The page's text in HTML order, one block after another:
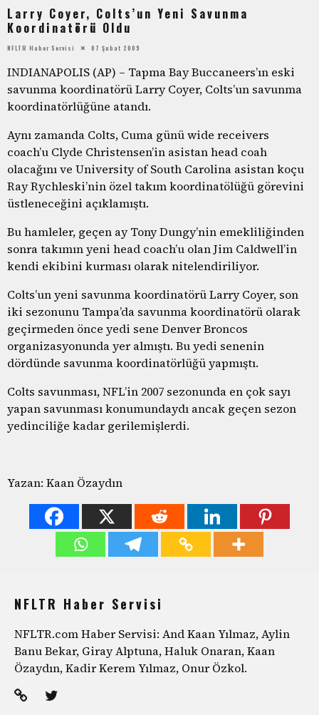
Larry Coyer, Colts’un Yeni Savunma
Koordinatörü Oldu
NFLTR Haber Servisi 07 Şubat 2009
INDIANAPOLIS (AP) – Tapma Bay Buccaneers’ın eski
savunma koordinatörü Larry Coyer, Colts’un savunma
koordinatörlüğüne atandı.
Aynı zamanda Colts, Cuma günü wide receivers
coach’u Clyde Christensen’in asistan head coah
olacağını ve University of South Carolina asistan koçu
Ray Rychleski’nin özel takım koordinatölüğü görevini
üstleneceğini açıklamıştı.
Bu hamleler, geçen ay Tony Dungy’nin emekliliğinden
sonra takımın yeni head coach’u olan Jim Caldwell’in
kendi ekibini kurması olarak nitelendiriliyor.
Colts’un yeni savunma koordinatörü Larry Coyer, son
iki sezonunu Tampa’da savunma koordinatörü olarak
geçirmeden önce yedi sene Denver Broncos
organizasyonunda yer almıştı. Bu yedi senenin
dördünde savunma koordinatörlüğü yapmıştı.
Colts savunması, NFL’in 2007 sezonunda en çok sayı
yapan savunması konumundaydı ancak geçen sezon
yedinciliğe kadar gerilemişlerdi.
Yazan: Kaan Özaydın
NFLTR Haber Servisi
NFLTR.com Haber Servisi: And Kaan Yılmaz, Aylin
Banu Bekar, Giray Alptuna, Haluk Onaran, Kaan
Özaydın, Kadir Kerem Yılmaz, Onur Özkol.